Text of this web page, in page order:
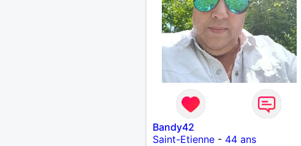
Bandy42
Saint-Etienne- 44 ans